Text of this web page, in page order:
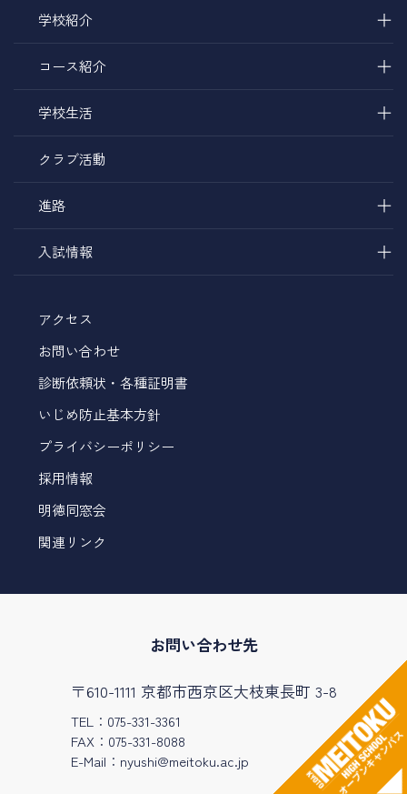
学校紹介 ＋
コース紹介 ＋
学校生活 ＋
クラブ活動
進路 ＋
入試情報 ＋
アクセス
お問い合わせ
診断依頼状・各種証明書
いじめ防止基本方針
プライバシーポリシー
採用情報
明徳同窓会
関連リンク
お問い合わせ先
〒610-1111 京都市西京区大枝東長町 3-8
TEL：075-331-3361
FAX：075-331-8088
E-Mail： nyushi@meitoku.ac.jp